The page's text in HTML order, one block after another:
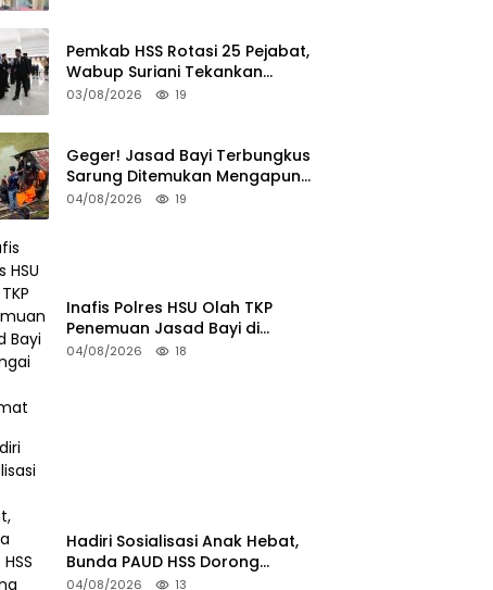
Pemkab HSS Rotasi 25 Pejabat,
Wabup Suriani Tekankan
Kualitas Layanan Publik
03/08/2026 19
Geger! Jasad Bayi Terbungkus
Sarung Ditemukan Mengapung
di Sungai HSU
04/08/2026 19
Inafis Polres HSU Olah TKP
Penemuan Jasad Bayi di
Sungai Desa Keramat
04/08/2026 18
Hadiri Sosialisasi Anak Hebat,
Bunda PAUD HSS Dorong
Pelajar Terapkan Kebiasaan
04/08/2026 13